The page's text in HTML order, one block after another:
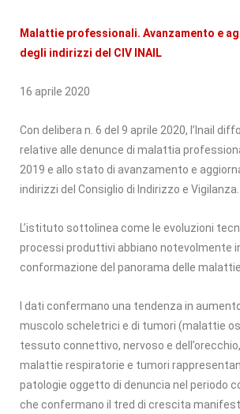
Malattie professionali. Avanzamento e
degli indirizzi del CIV INAIL
16 aprile 2020
Con delibera n. 6 del 9 aprile 2020, l’Inail
relative alle denunce di malattia
2019 e allo stato di avanzamento e
indirizzi del Consiglio di Indirizzo e Vigilanza.
L’istituto sottolinea come le evoluzioni
processi produttivi abbiano notevolmente
conformazione del panorama delle
I dati confermano una tendenza in
muscolo scheletrici e di tumori (malattie
tessuto connettivo, nervoso e
malattie respiratorie e tumori
patologie oggetto di denuncia nel periodo
che confermano il tred di crescita